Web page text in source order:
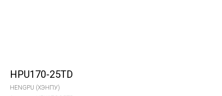
HPU170-25TD
HENGPU (ХЭНПУ)